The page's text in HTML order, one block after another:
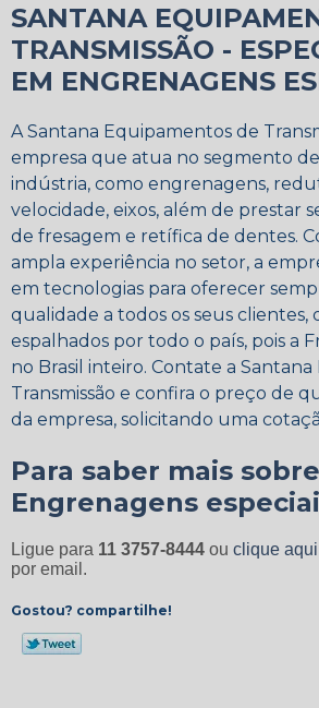
SANTANA
TRANSMISSÃO -
EM ENGRENAGENS
A Santana Equipamentos de
empresa que atua no segmento
indústria, como engrenagens,
velocidade, eixos, além de prestar
de fresagem e retífica de dentes.
ampla experiência no setor, a
em tecnologias para oferecer
qualidade a todos os seus clientes,
espalhados por todo o país, pois a
no Brasil inteiro. Contate a
Transmissão e confira o preço de
da empresa, solicitando uma
Para saber mais sobre
Engrenagens
Ligue para 11 3757-8444 ou clique aqui
por email.
Gostou? compartilhe!